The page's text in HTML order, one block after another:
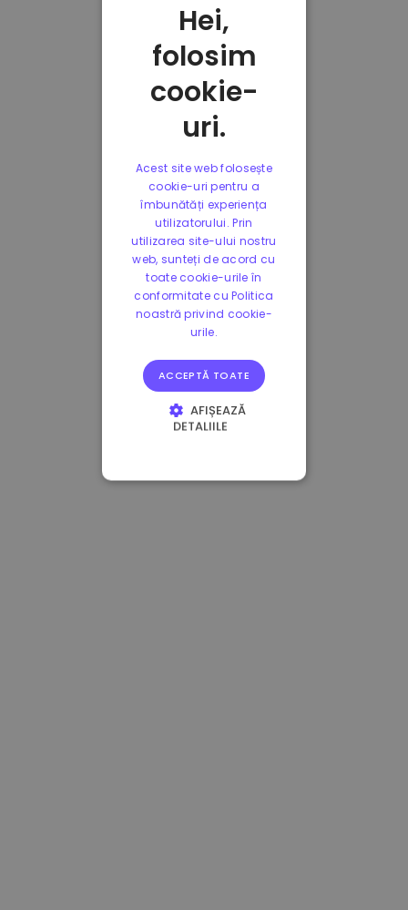
Hei,
folosim
cookie-
uri.
Acest site web folosește
cookie-uri pentru a
îmbunătăți experiența
utilizatorului. Prin
utilizarea site-ului nostru
web, sunteți de acord cu
toate cookie-urile în
conformitate cu Politica
noastră privind cookie-
urile.
ACCEPTĂ TOATE
AFIȘEAZĂ
DETALIILE